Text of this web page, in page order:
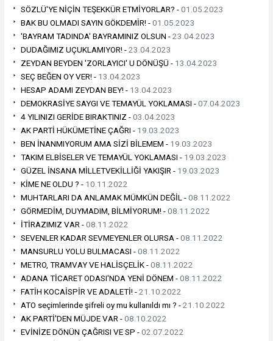
SÖZLÜ'YE NİÇİN TEŞEKKÜR ETMİYORLAR? -01.05.2023
BAK BU OLMADI SAYIN GÖKDEMİR! -01.05.2023
'BAYRAM TADINDA' BAYRAMINIZ OLSUN -23.04.2023
DUDAĞIMIZ UÇUKLAMIYOR! -23.04.2023
ZEYDAN BEYDEN 'ZORLAYICI' U DÖNÜŞÜ - 13.04.2023
SEÇ BEĞEN OY VER! - 13.04.2023
HESAP ADAMI ZEYDAN BEY! - 13.04.2023
DEMOKRASİYE SAYGI VE TEMAYÜL YOKLAMASI -07.04.2023
4 YILINIZI GERİDE BIRAKTINIZ -03.04.2023
AK PARTİ HÜKÜMETİNE ÇAĞRI - 19.03.2023
BEN İNANMIYORUM AMA SİZİ BİLEMEM - 19.03.2023
TAKIM ELBİSELER VE TEMAYÜL YOKLAMASI - 19.03.2023
GÜZEL İNSANA MİLLETVEKİLLİĞİ YAKIŞIR - 19.03.2023
KİME NE OLDU ? - 10.11.2022
MUHTARLARI DA ANLAMAK MÜMKÜN DEĞİL -08.11.2022
GÖRMEDİM, DUYMADIM, BİLMİYORUM! -08.11.2022
İTİRAZIMIZ VAR -08.11.2022
SEVENLER KADAR SEVMEYENLER OLURSA -08.11.2022
MANSURLU YOLU BULMACASI -08.11.2022
METRO, TRAMVAY VE HALİSÇELİK -08.11.2022
ADANA TİCARET ODASI'NDA YENİ DÖNEM -08.11.2022
FATİH KOCAİSPİR VE ADALETİ! -21.10.2022
ATO seçimlerinde şifreli oy mu kullanıldı mı ? -21.10.2022
AK PARTİ'DEN MÜJDE VAR -08.10.2022
EVİNİZE DÖNÜN ÇAĞRISI VE SP -02.07.2022